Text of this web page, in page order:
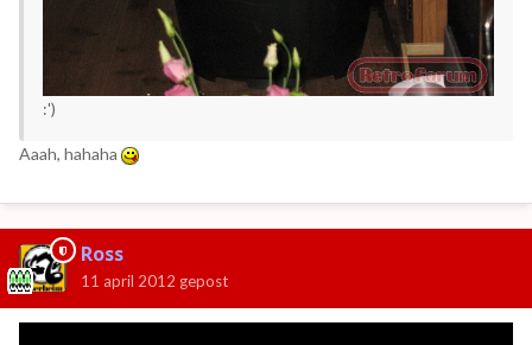
:')
Aaah, hahaha
Ross
11 april 2012 gepost